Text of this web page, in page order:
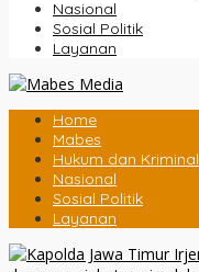
Nasional
Sosial Politik
Layanan
Home
Mabes
Hukum dan Kriminal
Nasional
Sosial Politik
Layanan